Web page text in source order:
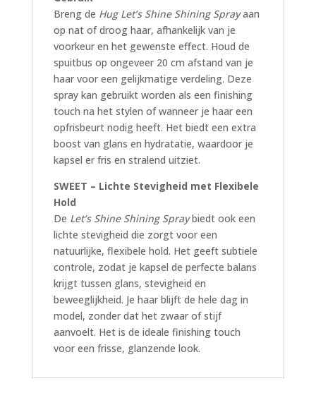
Breng de Hug Let’s Shine Shining Sprayaan
op nat of droog haar, afhankelijk van je
voorkeur en het gewenste effect. Houd de
spuitbus op ongeveer 20 cm afstand van je
haar voor een gelijkmatige verdeling. Deze
spray kan gebruikt worden als een finishing
touch na het stylen of wanneer je haar een
opfrisbeurt nodig heeft. Het biedt een extra
boost van glans en hydratatie, waardoor je
kapsel er fris en stralend uitziet.
SWEET – Lichte Stevigheid met Flexibele
Hold
De Let’s Shine Shining Spraybiedt ook een
lichte stevigheid die zorgt voor een
natuurlijke, flexibele hold. Het geeft subtiele
controle, zodat je kapsel de perfecte balans
krijgt tussen glans, stevigheid en
beweeglijkheid. Je haar blijft de hele dag in
model, zonder dat het zwaar of stijf
aanvoelt. Het is de ideale finishing touch
voor een frisse, glanzende look.